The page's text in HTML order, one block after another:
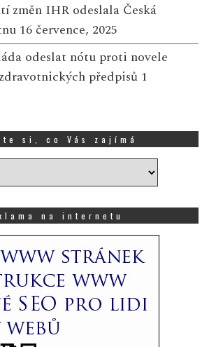
změn IHR odeslala Česká
16 července, 2025
odeslat nótu proti novele
předpisů 1
si, co Vás zajímá
na internetu